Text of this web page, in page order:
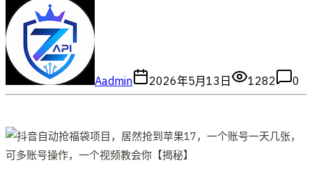
Aadmin 2026年5月13日 1282 0